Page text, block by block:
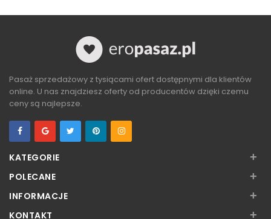
Pasaż sprzedażowy z tysiącami ofert dostępnymi dla klientów
online. U nas znajdziesz oferty od producentów dzięki czemu
ceny są najlepsze.
KATEGORIE +
POLECANE +
INFORMACJE +
KONTAKT +